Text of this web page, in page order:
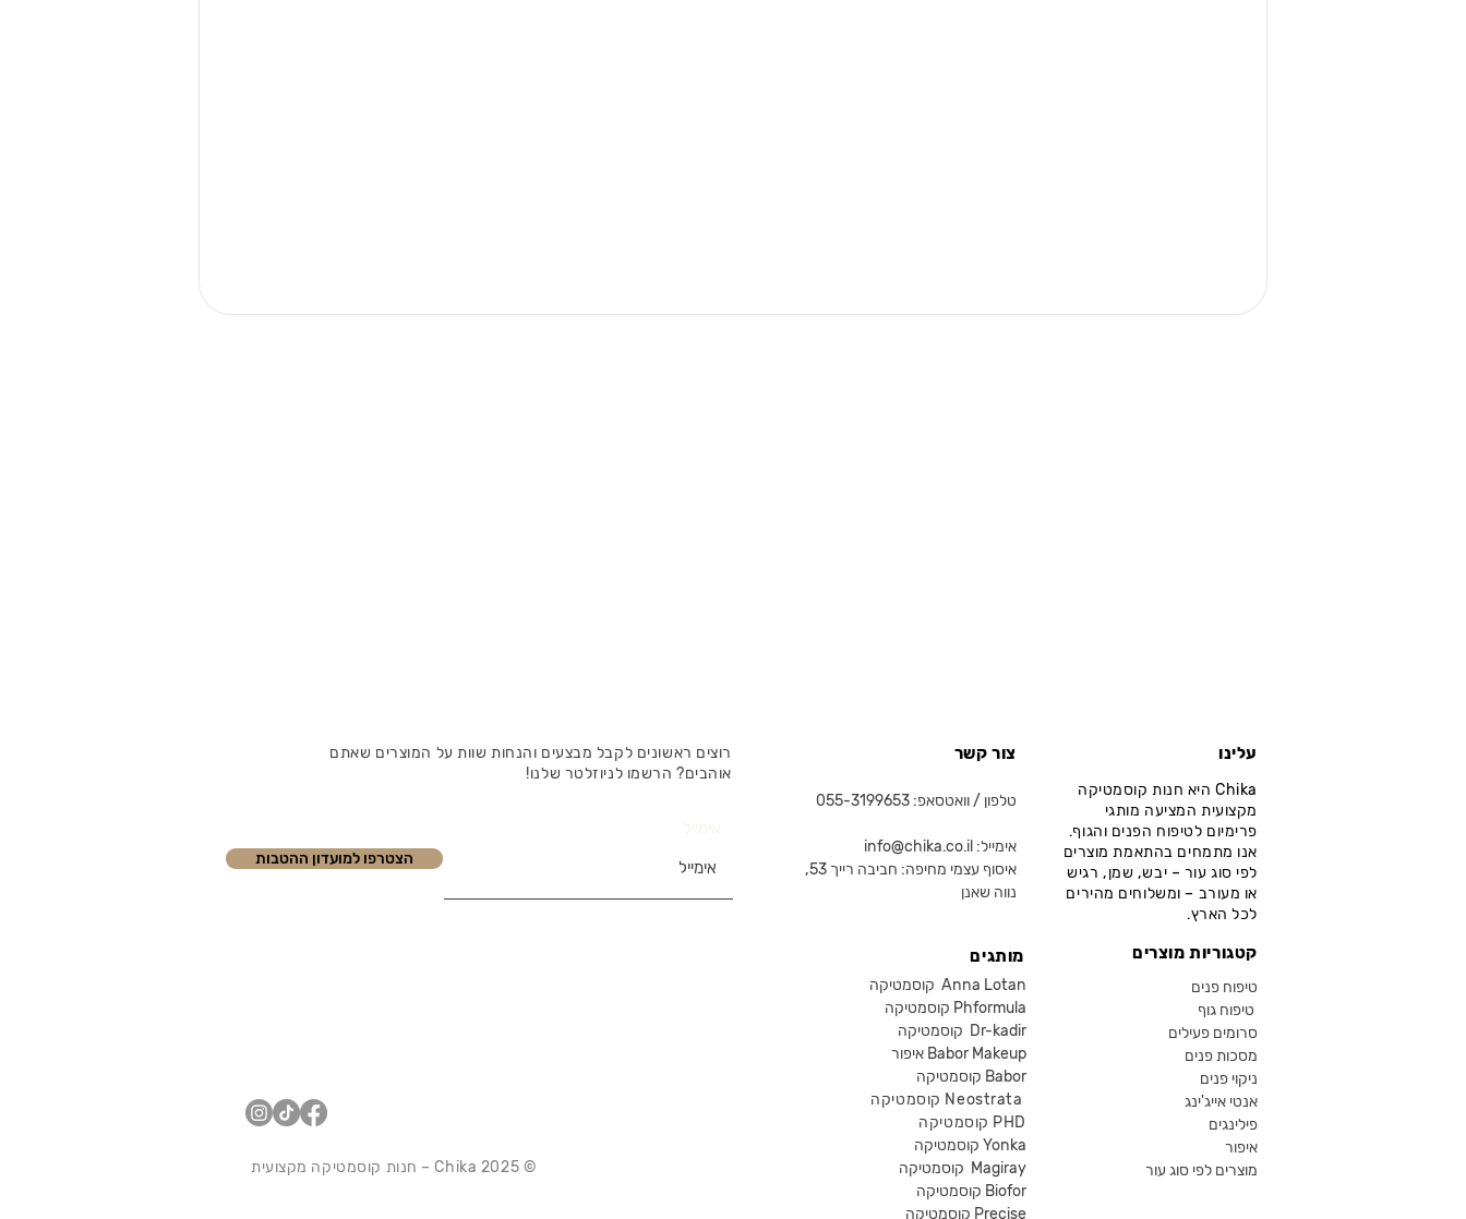
רוצים ראשונים לקבל מבצעים והנחות שוות על המוצרים שאתם
אוהבים? הרשמו לניוזלטר שלנו!
הצטרפו למועדון ההטבות
© 2025 Chika – חנות קוסמטיקה מקצועית
צור קשר
טלפון / וואטסאפ: 055-3199653
אימייל: info@chika.co.il
איסוף עצמי מחיפה: חביבה רייך 53,
נווה שאנן
מותגים
קוסמטיקה Anna Lotan
קוסמטיקה Phformula
קוסמטיקה Dr-kadir
איפור Babor Makeup
קוסמטיקה Babor
קוסמטיקה Neostrata
קוסמטיקה PHD
קוסמטיקה Yonka
Magiray
קוסמטיקה Biofor
קוסמטיקה Precise
עלינו
Chika היא חנות קוסמטיקה
מקצועית המציעה מותגי
פרימיום לטיפוח הפנים והגוף.
אנו מתמחים בהתאמת מוצרים
לפי סוג עור – יבש, שמן, רגיש
או מעורב – ומשלוחים מהירים
לכל הארץ.
קטגוריות מוצרים
טיפוח פנים
טיפוח גוף
סרומים פעילים
מסכות פנים
ניקוי פנים
אנטי אייג'ינג
פילינגים
איפור
מוצרים לפי סוג עור